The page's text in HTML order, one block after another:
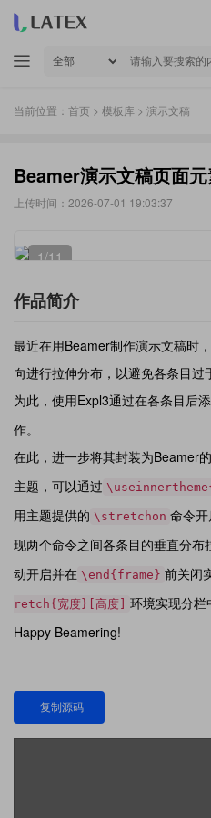
当前位置： 首页 > 模板库 > 演示文稿
Beamer演示文稿页面
上传时间：2026-07-01 19:03:37
1/11
作品简介
最近在用Beamer制作演示文稿时
向进行拉伸分布，以避免各条目过
为此，使用Expl3通过在各条目后
作。
在此，进一步将其封装为Beamer
主题，可以通过
用主题提供的 \stretchon 命令开
现两个命令之间各条目的垂直分布
动开启并在 \end{frame} 前关闭
retch{宽度}[高度]
环境实现分栏
Happy Beamering!
复制源码